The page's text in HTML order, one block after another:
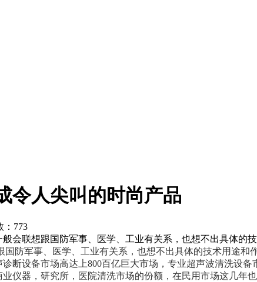
令人尖叫的时尚产品
773
会联想跟国防军事、医学、工业有关系，也想不出具体的
防军事、医学、工业有关系，也想不出具体的技术用途
断设备市场高达上800百亿巨大市场，专业超声波清洗设
仪器，研究所，医院清洗市场的份额，在民用市场这几年